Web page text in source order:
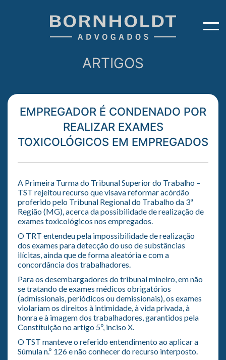
ARTIGOS
EMPREGADOR É CONDENADO POR
REALIZAR EXAMES
TOXICOLÓGICOS EM EMPREGADOS
A Primeira Turma do Tribunal Superior do Trabalho –
TST rejeitou recurso que visava reformar acórdão
proferido pelo Tribunal Regional do Trabalho da 3ª
Região (MG), acerca da possibilidade de realização de
exames toxicológicos nos empregados.
O TRT entendeu pela impossibilidade de realização
dos exames para detecção do uso de substâncias
ilícitas, ainda que de forma aleatória e com a
concordância dos trabalhadores.
Para os desembargadores do tribunal mineiro, em não
se tratando de exames médicos obrigatórios
(admissionais, periódicos ou demissionais), os exames
violariam os direitos à intimidade, à vida privada, à
honra e à imagem dos trabalhadores, garantidos pela
Constituição no artigo 5º, inciso X.
O TST manteve o referido entendimento ao aplicar a
Súmula n.º 126 e não conhecer do recurso interposto.